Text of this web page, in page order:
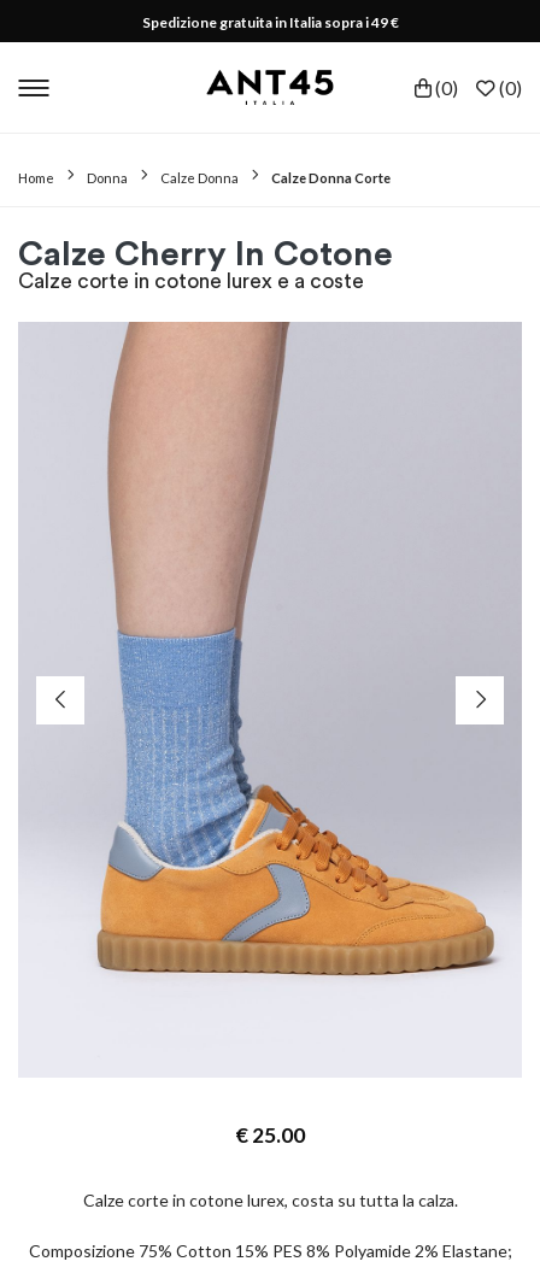
Spedizione gratuita in Italia sopra i 49 €
(0) (0)
Home Donna Calze Donna Calze Donna Corte
Calze Cherry In Cotone
Calze corte in cotone lurex e a coste
€25.00
Calze corte in cotone lurex, costa su tutta la calza.
Composizione 75% Cotton 15% PES 8% Polyamide 2% Elastane;